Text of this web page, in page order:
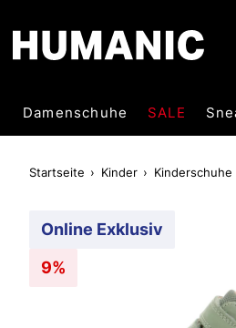
Damenschuhe SALE
Startseite Kinder Kinderschuhe
Online Exklusiv
9%